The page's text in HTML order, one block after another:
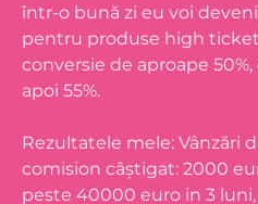
într-o bună zi eu voi
pentru produse high
conversie de aproape
apoi 55%.
Rezultatele mele: Vânzări
comision câștigat: 2000
peste 40000 euro in 3